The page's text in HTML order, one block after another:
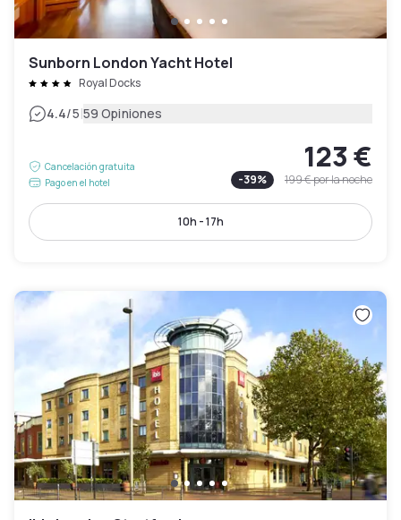
Sunborn London Yacht Hotel
Royal Docks
4.4/5|59 Opiniones
Cancelación gratuita
Pago en el hotel
123 €
-39% 199 €por la noche
10h - 17h